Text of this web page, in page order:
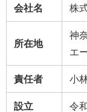
会社名 株
所在地
神
エ
責任者 小
設立 令